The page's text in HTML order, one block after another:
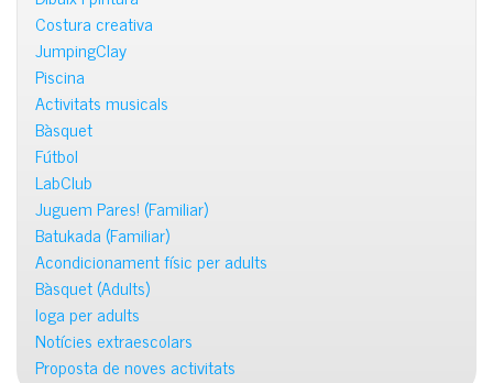
Costura creativa
JumpingClay
Piscina
Activitats musicals
Bàsquet
Fútbol
LabClub
Juguem Pares! (Familiar)
Batukada (Familiar)
Acondicionament físic per adults
Bàsquet (Adults)
Ioga per adults
Notícies extraescolars
Proposta de noves activitats